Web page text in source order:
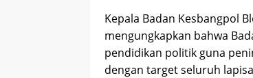
Kepala Badan Kesbangpol
mengungkapkan bahwa
pendidikan politik guna
dengan target seluruh